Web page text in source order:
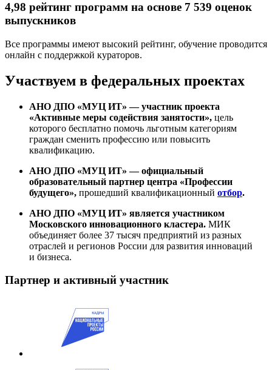
4,98 рейтинг программ на основе 7 539 оценок
выпускников
Все программы имеют высокий рейтинг, обучение проводится
онлайн с поддержкой кураторов.
Участвуем в федеральных проектах
АНО ДПО «МУЦ ИТ» — участник проекта
«Активные меры содействия занятости», цель
которого бесплатно помочь льготным категориям
граждан сменить профессию или повысить
квалификацию.
АНО ДПО «МУЦ ИТ» — официальный
образовательный партнер центра «Профессии
будущего», прошедший квалификационный отбор.
АНО ДПО «МУЦ ИТ» является участником
Московского инновационного кластера. МИК
объединяет более 37 тысяч предприятий из разных
отраслей и регионов России для развития инноваций
и бизнеса.
Партнер и активный участник